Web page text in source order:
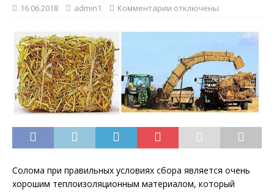
16.06.2018 admin1 Комментарии отключены
Солома при правильных условиях сбора является очень
хорошим теплоизоляционным материалом, который